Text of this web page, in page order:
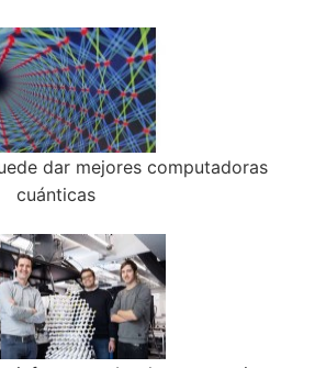
dar mejores computadoras
cuánticas